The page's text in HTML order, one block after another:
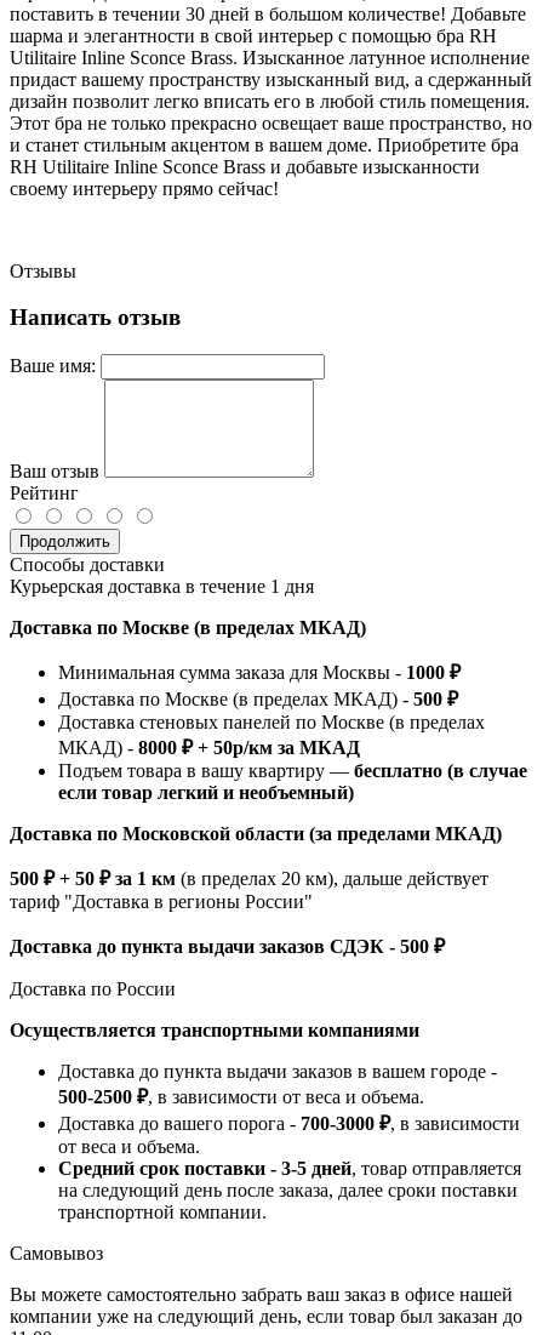
поставить в течении 30 дней в большом количестве! Добавьте
шарма и элегантности в свой интерьер с помощью бра RH
Utilitaire Inline Sconce Brass. Изысканное латунное исполнение
придаст вашему пространству изысканный вид, а сдержанный
дизайн позволит легко вписать его в любой стиль помещения.
Этот бра не только прекрасно освещает ваше пространство, но
и станет стильным акцентом в вашем доме. Приобретите бра
RH Utilitaire Inline Sconce Brass и добавьте изысканности
своему интерьеру прямо сейчас!
Отзывы
Написать отзыв
Ваше имя:
Ваш отзыв
Рейтинг
Продолжить
Способы доставки
Курьерская доставка в течение 1 дня
Доставка по Москве (в пределах МКАД)
Минимальная сумма заказа для Москвы - 1000 ₽
Доставка по Москве (в пределах МКАД) - 500 ₽
Доставка стеновых панелей по Москве (в пределах
МКАД) - 8000 ₽ + 50р/км за МКАД
Подъем товара в вашу квартиру — бесплатно (в случае
если товар легкий и необъемный)
Доставка по Московской области (за пределами МКАД)
500 ₽ + 50 ₽ за 1 км (в пределах 20 км), дальше действует
тариф "Доставка в регионы России"
Доставка до пункта выдачи заказов СДЭК - 500 ₽
Доставка по России
Осуществляется транспортными компаниями
Доставка до пункта выдачи заказов в вашем городе -
500-2500 ₽, в зависимости от веса и объема.
Доставка до вашего порога - 700-3000 ₽, в зависимости
от веса и объема.
Средний срок поставки - 3-5 дней, товар отправляется
на следующий день после заказа, далее сроки поставки
транспортной компании.
Самовывоз
Вы можете самостоятельно забрать ваш заказ в офисе нашей
компании уже на следующий день, если товар был заказан до